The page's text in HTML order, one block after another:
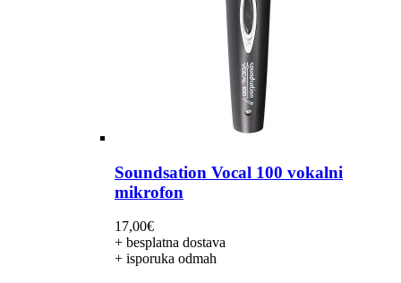
Soundsation Vocal 100 vokalni
mikrofon
17,00€
+ besplatna dostava
+ isporuka odmah